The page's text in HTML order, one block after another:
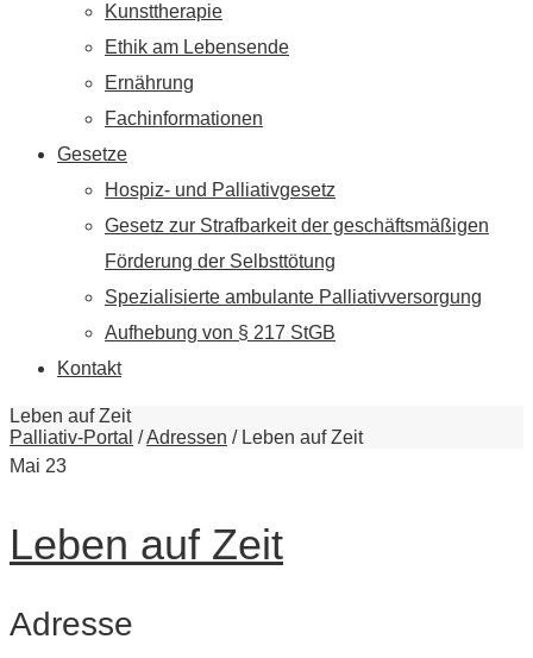
Kunsttherapie
Ethik am Lebensende
Ernährung
Fachinformationen
Gesetze
Hospiz- und Palliativgesetz
Gesetz zur Strafbarkeit der geschäftsmäßigen
Förderung der Selbsttötung
Spezialisierte ambulante Palliativversorgung
Aufhebung von § 217 StGB
Kontakt
Leben auf Zeit
Palliativ-Portal /Adressen / Leben auf Zeit
Mai 23
Leben auf Zeit
Adresse